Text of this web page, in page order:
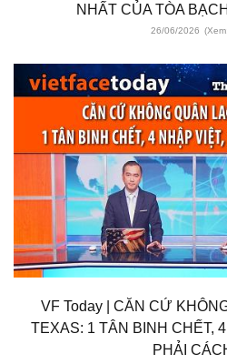
NHẤT CỦA TÒA
26/06/2026
VF Today | CĂN CỨ
TEXAS: 1 TÂN BINH CHẾT,
PHẢI